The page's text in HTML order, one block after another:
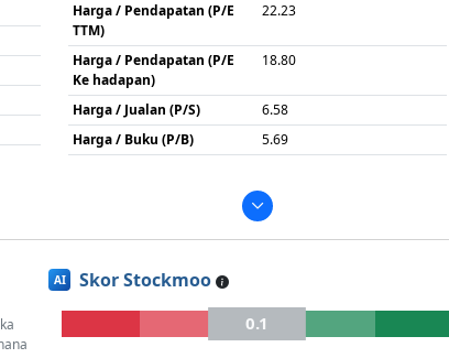
Harga / Pendapatan (P/E
TTM)
22.23
Harga / Pendapatan (P/E
Ke hadapan)
18.80
Harga / Jualan (P/S)
6.58
Harga / Buku (P/B)
5.69
AI Skor Stockmoo
0.1